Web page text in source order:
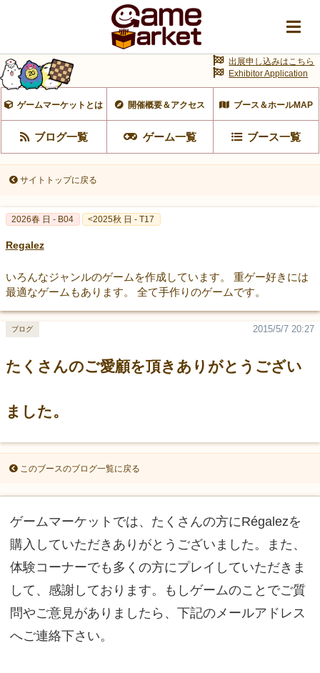
ゲームマーケットとは 開催概要＆アクセス ブース＆ホールMAP
ブログ一覧 ゲーム一覧 ブース一覧
出展申し込みはこちら
Exhibitor Application
サイトトップに戻る
2026春 日 - B04 <2025秋 日 - T17
Regalez
いろんなジャンルのゲームを作成しています。 重ゲー好きには
最適なゲームもあります。 全て手作りのゲームです。
たくさんのご愛顧を頂きありがとうござい
ました。
2015/5/7 20:27
ブログ
このブースのブログ一覧に戻る
ゲームマーケットでは、たくさんの方にRégalezを
購入していただきありがとうございました。また、
体験コーナーでも多くの方にプレイしていただきま
して、感謝しております。もしゲームのことでご質
問やご意見がありましたら、下記のメールアドレス
へご連絡下さい。